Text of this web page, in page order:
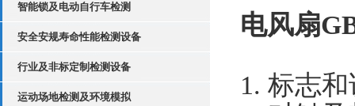
智能锁及电动自行车检测
安全安规寿命性能检测设备
行业及非标定制检测设备
运动场地检测及环境模拟
电风扇
1. 标志